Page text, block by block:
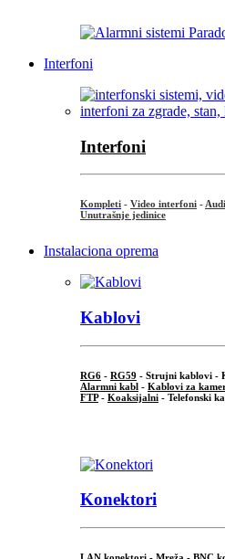
Interfoni
Interfoni
Kompleti - Video interfoni -
Unutrašnje jedinice
Instalaciona oprema
Kablovi
RG6 - RG59 - Strujni kablovi -
Alarmni kabl - Kablovi za
FTP- Koaksijalni - Telefonski
Konektori